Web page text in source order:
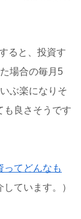
ると、投資す
場合の毎月5
ぶ楽になりそ
も良さそうです
ってどんなも
しています。）